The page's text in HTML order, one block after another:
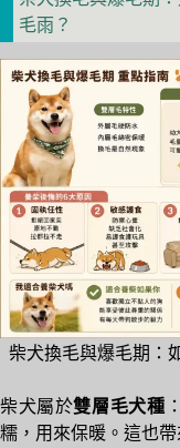
毛雨？
柴犬換毛與爆毛期：
柴犬屬於雙層毛犬種
糯，用來保暖。這也